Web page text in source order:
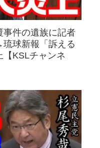
事件の遺族に記者
球新報「訴える
KSLチャンネ